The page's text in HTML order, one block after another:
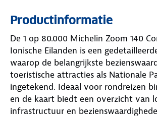
Productinformatie
De 1 op 80.000 Michelin Zoom 140
Ionische Eilanden is een
waarop de belangrijkste
toeristische attracties als Nationale
ingetekend. Ideaal voor rondreizen
en de kaart biedt een overzicht van
infrastructuur en